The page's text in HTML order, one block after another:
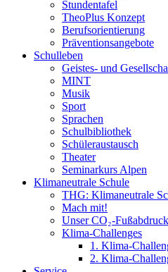
Stundentafel
TheoPlus Konzept
Berufsorientierung
Präventionsangebote
Schulleben
Geistes- und
MINT
Musik
Sport
Sprachen
Schulbibliothek
Schüleraustausch
Theater
Seminarkurs Alpen
Klimaneutrale Schule
THG: Klimaneutrale
Mach mit!
Unser CO₂-Fußabdruck
Klima-Challenges
1. Klima-
2. Klima-